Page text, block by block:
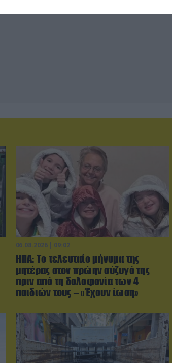
06.08.2026 | 09:02
ΗΠΑ: Το τελευταίο μήνυμα της
μητέρας στον πρώην σύζυγό της
πριν από τη δολοφονία των 4
παιδιών τους – «Έχουν ίωση»